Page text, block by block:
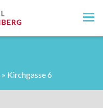
» Kirchgasse 6